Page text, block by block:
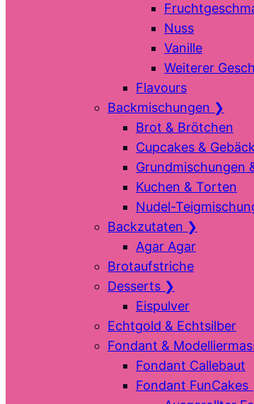
Nuss
Vanille
Weiterer
Flavours
Backmischungen ❯
Brot & Brötchen
Cupcakes & Gebäck
Grundmischungen
Kuchen & Torten
Nudel-
Backzutaten ❯
Agar Agar
Brotaufstriche
Desserts ❯
Eispulver
Echtgold & Echtsilber
Fondant &
Fondant Callebaut
Fondant FunCakes